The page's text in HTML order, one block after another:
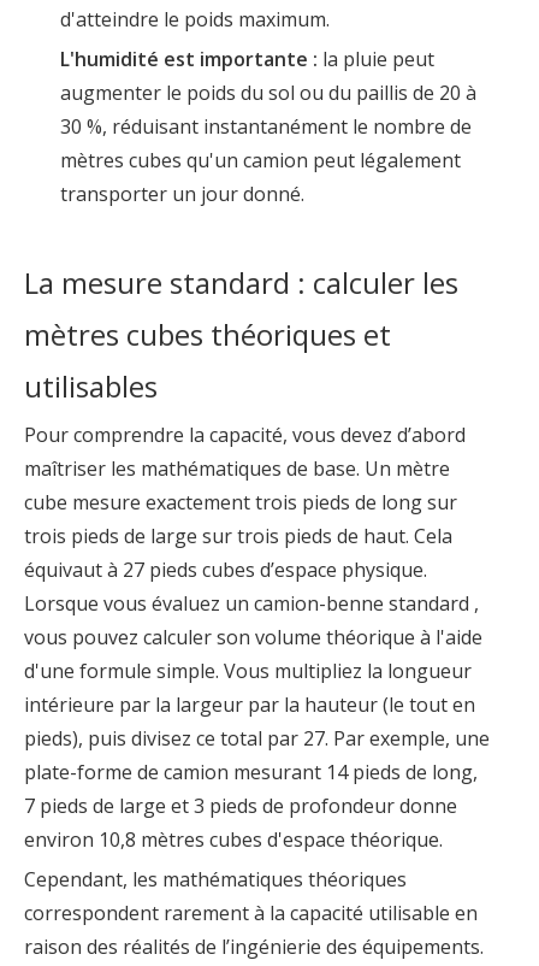
d'atteindre le poids maximum.
L'humidité est importante : la pluie peut
augmenter le poids du sol ou du paillis de 20 à
30 %, réduisant instantanément le nombre de
mètres cubes qu'un camion peut légalement
transporter un jour donné.
La mesure standard : calculer les
mètres cubes théoriques et
utilisables
Pour comprendre la capacité, vous devez d’abord
maîtriser les mathématiques de base. Un mètre
cube mesure exactement trois pieds de long sur
trois pieds de large sur trois pieds de haut. Cela
équivaut à 27 pieds cubes d’espace physique.
Lorsque vous évaluez un camion-benne standard ,
vous pouvez calculer son volume théorique à l'aide
d'une formule simple. Vous multipliez la longueur
intérieure par la largeur par la hauteur (le tout en
pieds), puis divisez ce total par 27. Par exemple, une
plate-forme de camion mesurant 14 pieds de long,
7 pieds de large et 3 pieds de profondeur donne
environ 10,8 mètres cubes d'espace théorique.
Cependant, les mathématiques théoriques
correspondent rarement à la capacité utilisable en
raison des réalités de l’ingénierie des équipements.